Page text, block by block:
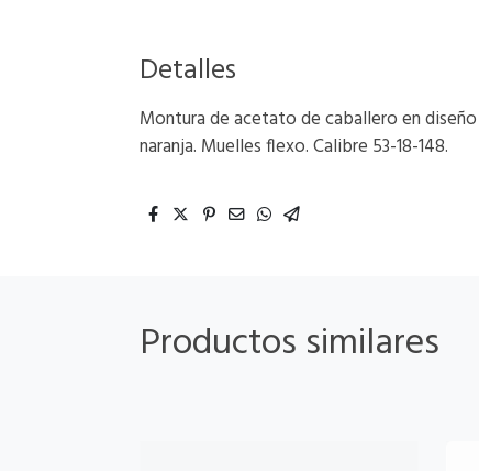
Detalles
Montura de acetato de caballero en
naranja. Muelles flexo. Calibre 53-18-148.
Productos similares